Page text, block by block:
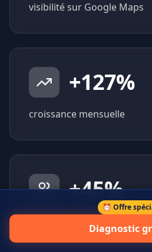
visibilité sur Google Maps
+127%
croissance mensuelle
+45%
⏰ Offre
Diagnostic